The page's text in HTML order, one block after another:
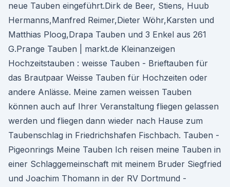
neue Tauben eingeführt.Dirk de Beer, Stiens, Huub
Hermanns,Manfred Reimer,Dieter Wöhr,Karsten und
Matthias Ploog,Drapa Tauben und 3 Enkel aus 261
G.Prange Tauben | markt.de Kleinanzeigen
Hochzeitstauben : weisse Tauben - Brieftauben für
das Brautpaar Weisse Tauben für Hochzeiten oder
andere Anlässe. Meine zamen weissen Tauben
können auch auf Ihrer Veranstaltung fliegen gelassen
werden und fliegen dann wieder nach Hause zum
Taubenschlag in Friedrichshafen Fischbach. Tauben -
Pigeonrings Meine Tauben Ich reisen meine Tauben in
einer Schlaggemeinschaft mit meinem Bruder Siegfried
und Joachim Thomann in der RV Dortmund -